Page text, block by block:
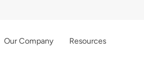
Our Company Resources